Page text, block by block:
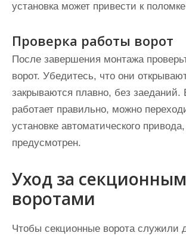
установка может привести к
Проверка работы ворот
После завершения монтажа
ворот. Убедитесь, что они
закрываются плавно, без заеданий.
работает правильно, можно
установке автоматического
предусмотрен.
Уход за
воротами
Чтобы секционные ворота служили